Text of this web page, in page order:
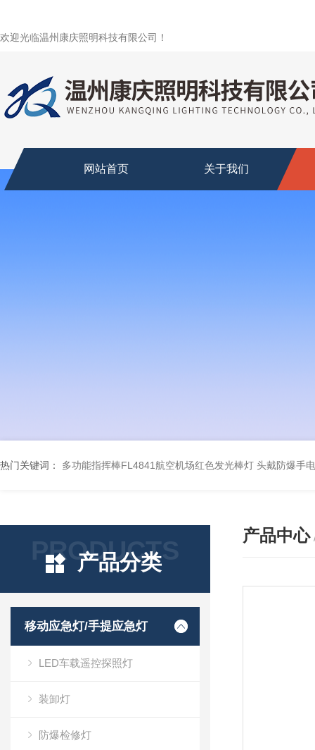
欢迎光临温州康庆照明科技有限公司！
网站首页 关于我们
热门关键词： 多功能指挥棒FL4841航空机场红色发光棒灯 头戴防爆手
PRODUCTS
产品分类
移动应急灯/手提应急灯
LED车载遥控探照灯
装卸灯
防爆检修灯
产品中心